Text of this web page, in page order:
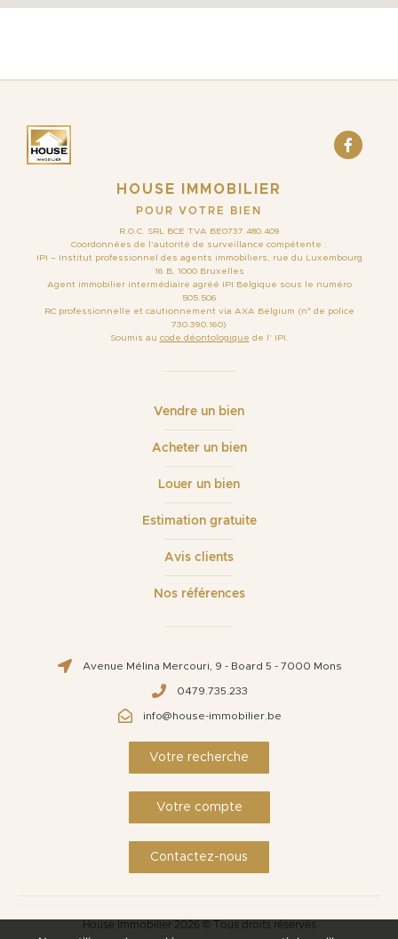
HOUSE IMMOBILIER
POUR VOTRE BIEN
R.O.C. SRL BCE TVA BE0737.480.409
Coordonnées de l’autorité de surveillance compétente :
IPI – Institut professionnel des agents immobiliers, rue du Luxembourg
16 B, 1000 Bruxelles
Agent immobilier intermédiaire agréé IPI Belgique sous le numéro
505.506
RC professionnelle et cautionnement via AXA Belgium (n° de police
730.390.160)
Soumis au code déontologique de l’ IPI.
Vendre un bien
Acheter un bien
Louer un bien
Estimation gratuite
Avis clients
Nos références
Avenue Mélina Mercouri, 9 - Board 5 - 7000 Mons
0479.735.233
info@house-immobilier.be
Votre recherche
Votre compte
Contactez-nous
House Immobilier 2026 © Tous droits réservés